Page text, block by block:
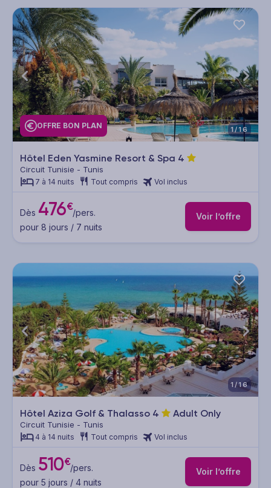
OFFRE BON PLAN 1/16
Hôtel Eden Yasmine Resort & Spa 4
Circuit Tunisie - Tunis
7 à 14 nuits Tout compris Vol inclus
Dès 476€/pers.
pour 8 jours / 7 nuits
Voir l’offre
1/16
Hôtel Aziza Golf & Thalasso 4 Adult Only
Circuit Tunisie - Tunis
4 à 14 nuits Tout compris Vol inclus
Dès 510€/pers.
pour 5 jours / 4 nuits
Voir l’offre